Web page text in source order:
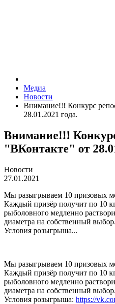
Медиа
Новости
Внимание!!! Конкурс
28.01.2021 года.
Внимание!!!
"ВКонтакте" от
Новости
27.01.2021
Мы разыгрываем 10 призовых
Каждый призёр получит по 10
рыболовного медленно
диаметра на собственный выбор.
Условия розыгрыша...
Мы разыгрываем 10 призовых
Каждый призёр получит по 10
рыболовного медленно
диаметра на собственный выбор.
Условия розыгрыша: https://